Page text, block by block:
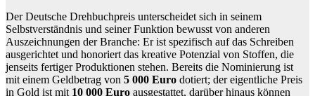
Der Deutsche Drehbuchpreis unterscheidet sich in seinem
Selbstverständnis und seiner Funktion bewusst von anderen
Auszeichnungen der Branche: Er ist spezifisch auf das Schreiben
ausgerichtet und honoriert das kreative Potenzial von Stoffen, die
jenseits fertiger Produktionen stehen. Bereits die Nominierung ist
mit einem Geldbetrag von 5 000 Euro dotiert; der eigentliche Preis
in Gold ist mit 10 000 Euro ausgestattet, darüber hinaus können